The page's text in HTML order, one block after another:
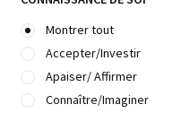
Montrer tout
Accepter/Investir
Apaiser/ Affirmer
Connaître/Imaginer